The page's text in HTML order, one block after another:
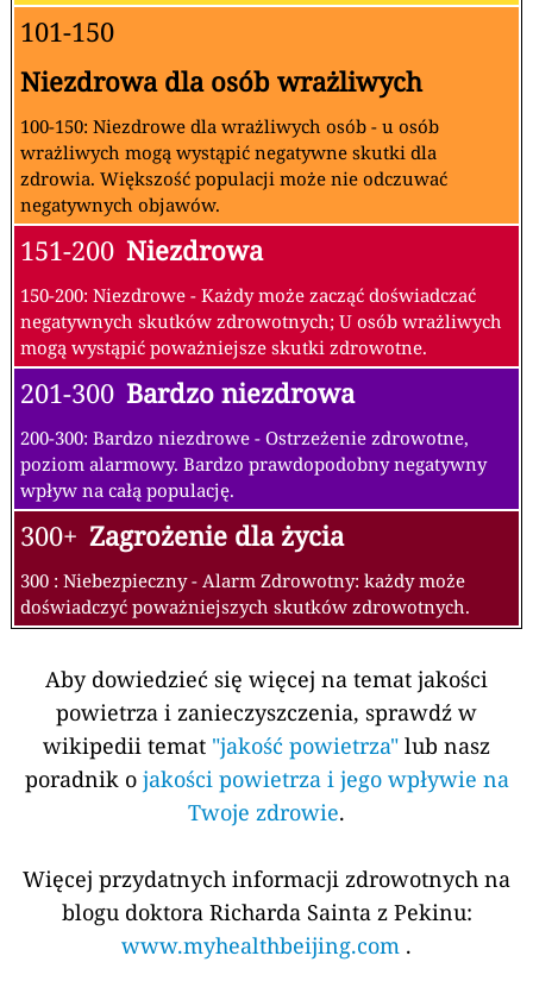
101-150
Niezdrowa dla osób wrażliwych
100-150: Niezdrowe dla wrażliwych osób - u osób
wrażliwych mogą wystąpić negatywne skutki dla
zdrowia. Większość populacji może nie odczuwać
negatywnych objawów.
151-200 Niezdrowa
150-200: Niezdrowe - Każdy może zacząć doświadczać
negatywnych skutków zdrowotnych; U osób wrażliwych
mogą wystąpić poważniejsze skutki zdrowotne.
201-300 Bardzo niezdrowa
200-300: Bardzo niezdrowe - Ostrzeżenie zdrowotne,
poziom alarmowy. Bardzo prawdopodobny negatywny
wpływ na całą populację.
300+ Zagrożenie dla życia
300 : Niebezpieczny - Alarm Zdrowotny: każdy może
doświadczyć poważniejszych skutków zdrowotnych.
Aby dowiedzieć się więcej na temat jakości
powietrza i zanieczyszczenia, sprawdź w
wikipedii temat "jakość powietrza" lub nasz
poradnik o jakości powietrza i jego wpływie na
Twoje zdrowie.
Więcej przydatnych informacji zdrowotnych na
blogu doktora Richarda Sainta z Pekinu:
www.myhealthbeijing.com .